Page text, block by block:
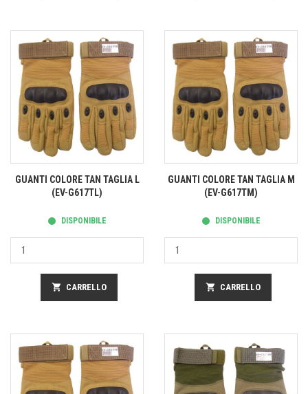
GUANTI COLORE TAN TAGLIA L
(EV-G617TL)
DISPONIBILE
shopping_cart CARRELLO
GUANTI COLORE TAN TAGLIA M
(EV-G617TM)
DISPONIBILE
shopping_cart CARRELLO